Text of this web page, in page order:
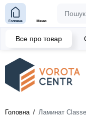
Головна Меню
Головна Ламинат
Все про товар